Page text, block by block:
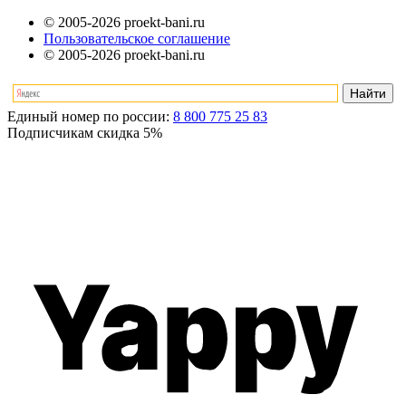
© 2005-2026 proekt-bani.ru
Пользовательское соглашение
© 2005-2026 proekt-bani.ru
Единый номер по россии: 8 800 775 25 83
Подписчикам скидка 5%